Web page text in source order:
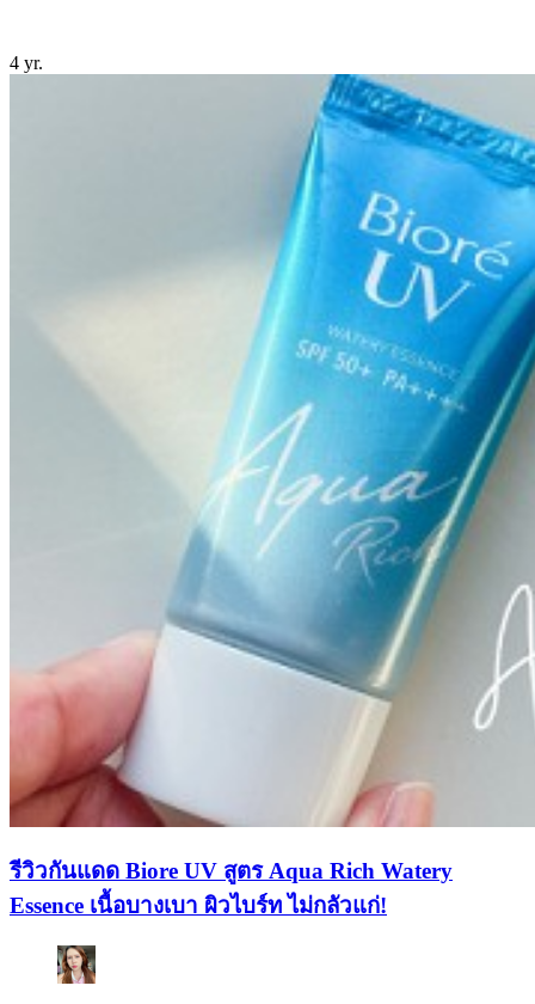
4 yr.
รีวิวกันแดด Biore UV สูตร Aqua Rich Watery
Essence เนื้อบางเบา ผิวไบร์ท ไม่กลัวแก่!